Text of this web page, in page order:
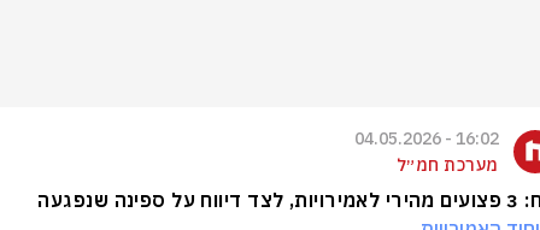
16:02 - 04.05.2026
מערכת חמ״ל
ספינה שנפגעה